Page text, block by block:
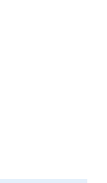
ップダウン
行う際の熱